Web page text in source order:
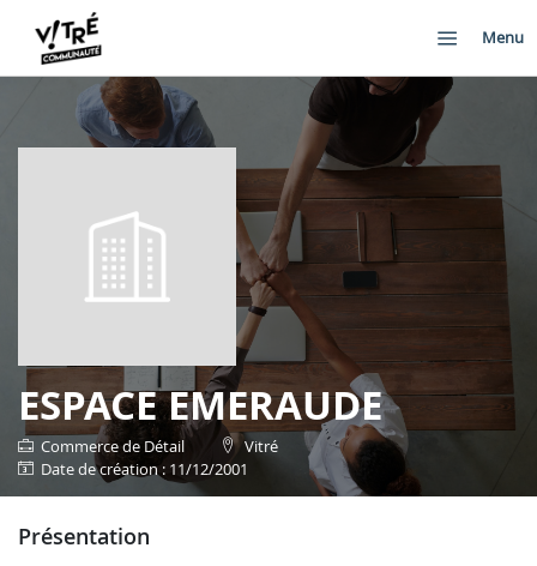
Menu
ESPACE EMERAUDE
Commerce de Détail
Vitré
date de création : 11/12/2001
présentation